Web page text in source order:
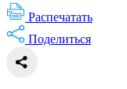
Распечатать
Поделиться